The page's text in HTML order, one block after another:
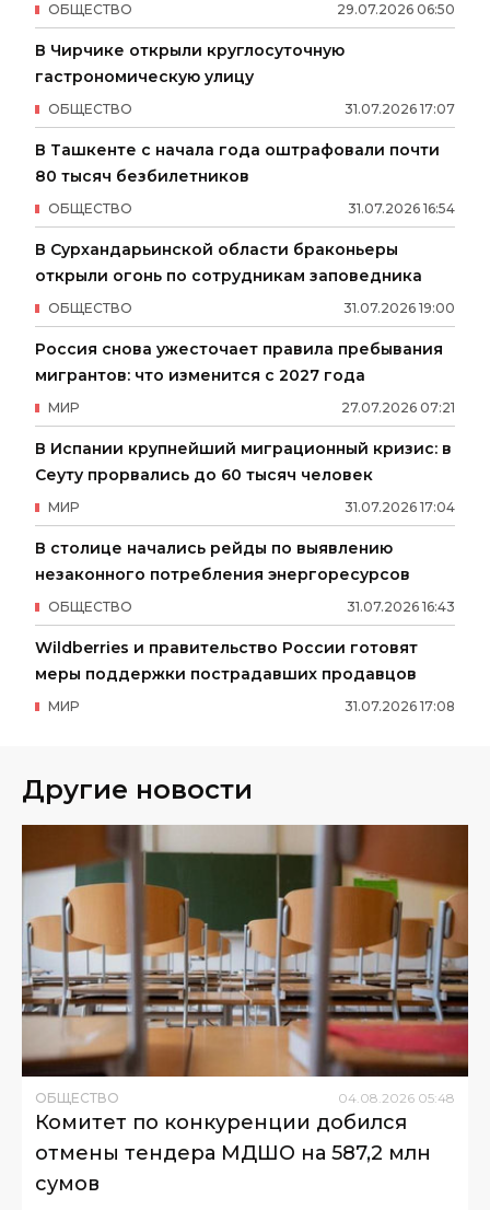
29.07.2026 06:50
ОБЩЕСТВО
В Чирчике открыли круглосуточную
гастрономическую улицу
31.07.2026 17:07
ОБЩЕСТВО
В Ташкенте с начала года оштрафовали почти
80 тысяч безбилетников
31.07.2026 16:54
ОБЩЕСТВО
В Сурхандарьинской области браконьеры
открыли огонь по сотрудникам заповедника
31.07.2026 19:00
ОБЩЕСТВО
Россия снова ужесточает правила пребывания
мигрантов: что изменится с 2027 года
27.07.2026 07:21
МИР
В Испании крупнейший миграционный кризис: в
Сеуту прорвались до 60 тысяч человек
31.07.2026 17:04
МИР
В столице начались рейды по выявлению
незаконного потребления энергоресурсов
31.07.2026 16:43
ОБЩЕСТВО
Wildberries и правительство России готовят
меры поддержки пострадавших продавцов
31.07.2026 17:08
МИР
Другие новости
ОБЩЕСТВО 04 08 2026 05:48
Комитет по конкуренции добился
отмены тендера МДШО на 587,2 млн
сумов